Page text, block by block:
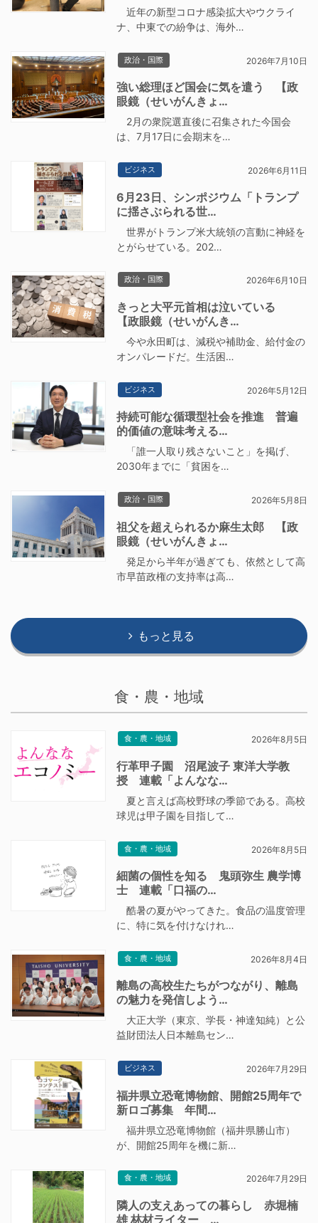
近年の新型コロナ感染拡大やウクライ
ナ、中東での紛争は、海外…
政治・国際 2026年7月10日
強い総理ほど国会に気を遣う 【政
眼鏡（せいがんきょ…
2月の衆院選直後に召集された今国会
は、7月17日に会期末を…
ビジネス 2026年6月11日
6月23日、シンポジウム「トランプ
に揺さぶられる世…
世界がトランプ米大統領の言動に神経を
とがらせている。202…
政治・国際 2026年6月10日
きっと大平元首相は泣いている
【政眼鏡（せいがんき…
今や永田町は、減税や補助金、給付金の
オンパレードだ。生活困…
ビジネス 2026年5月12日
持続可能な循環型社会を推進 普遍
的価値の意味考える…
「誰一人取り残さないこと」を掲げ、
2030年までに「貧困を…
政治・国際 2026年5月8日
祖父を超えられるか麻生太郎 【政
眼鏡（せいがんきょ…
発足から半年が過ぎても、依然として高
市早苗政権の支持率は高…
もっと見る
食・農・地域
食・農・地域 2026年8月5日
行革甲子園 沼尾波子 東洋大学教
授 連載「よんなな…
夏と言えば高校野球の季節である。高校
球児は甲子園を目指して…
食・農・地域 2026年8月5日
細菌の個性を知る 鬼頭弥生 農学博
士 連載「口福の…
酷暑の夏がやってきた。食品の温度管理
に、特に気を付けなけれ…
食・農・地域 2026年8月4日
離島の高校生たちがつながり、離島
の魅力を発信しよう…
大正大学（東京、学長・神達知純）と公
益財団法人日本離島セン…
ビジネス 2026年7月29日
福井県立恐竜博物館、開館25周年で
新ロゴ募集 年間…
福井県立恐竜博物館（福井県勝山市）
が、開館25周年を機に新…
食・農・地域 2026年7月29日
隣人の支えあっての暮らし 赤堀楠
雄 林材ライター …